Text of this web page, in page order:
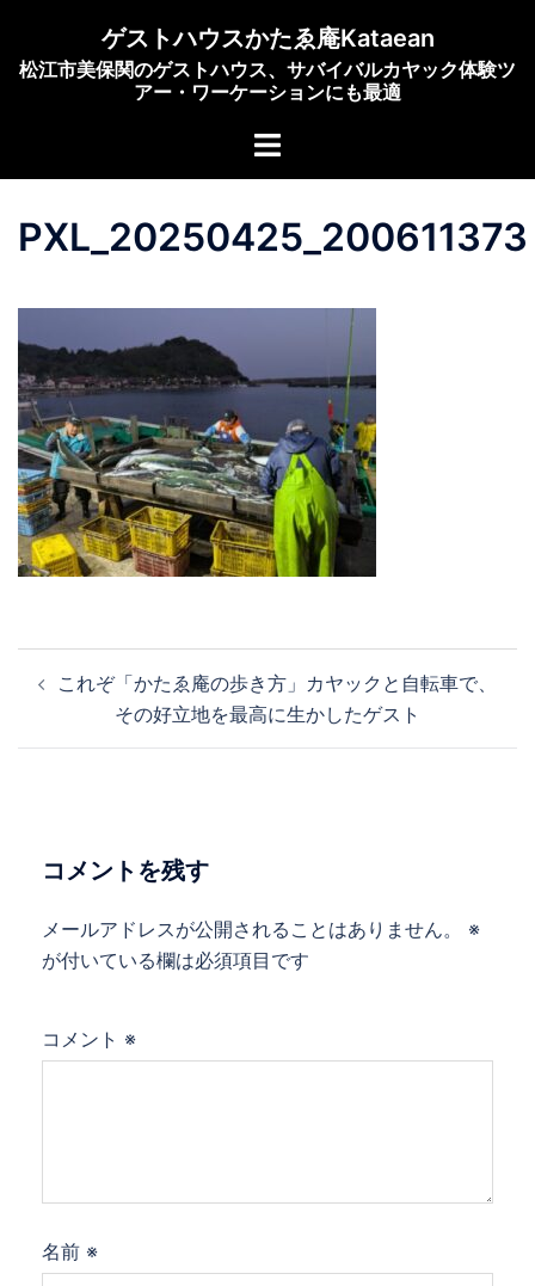
ゲストハウスかたゑ庵Kataean
松江市美保関のゲストハウス、サバイバルカヤック体験ツ
アー・ワーケーションにも最適
ト
メ
PXL_20250425_200611373
稿
シ
ン
これぞ「かたゑ庵の歩き方」カヤックと自転車で、
その好立地を最高に生かしたゲスト
コメントを残す
メールアドレスが公開されることはありません。
※
が付いている欄は必須項目です
コメント ※
名前 ※